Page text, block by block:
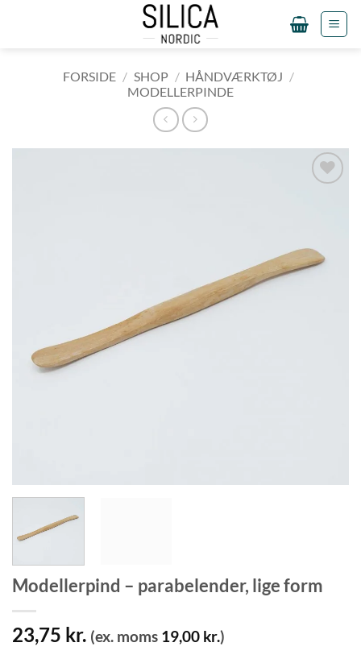
FORSIDE / SHOP / HÅNDVÆRKTØJ /
MODELLERPINDE
Modellerpind – parabelender, lige form
23,75 kr. (ex. moms 19,00 kr.)